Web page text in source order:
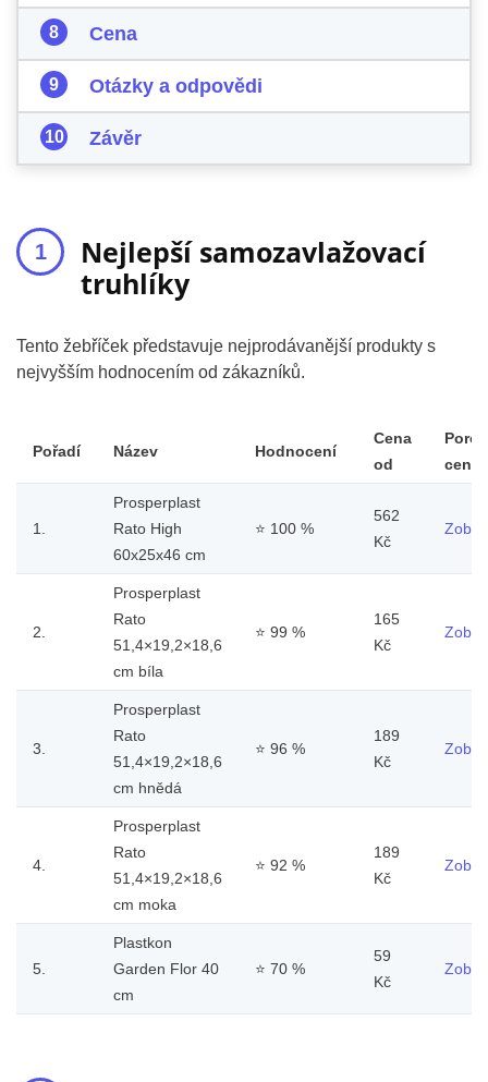
Cena
Otázky a odpovědi
Závěr
Nejlepší samozavlažovací
truhlíky
Tento žebříček představuje nejprodávanější produkty s
nejvyšším hodnocením od zákazníků.
Pořadí Název Hodnocení
Cena
od
ceny
1.
Prosperplast
Rato High
60x25x46 cm
⭐ 100 %
562
Kč
2.
Prosperplast
Rato
51,4×19,2×18,6
cm bíla
⭐ 99 %
165
Kč
3.
Prosperplast
Rato
51,4×19,2×18,6
cm hnědá
⭐ 96 %
189
Kč
4.
Prosperplast
Rato
51,4×19,2×18,6
cm moka
⭐ 92 %
189
Kč
5.
Plastkon
Garden Flor 40
cm
⭐ 70 %
59
Kč